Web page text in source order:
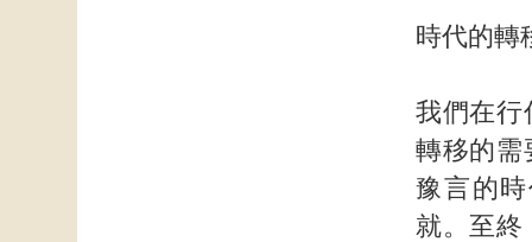
時代的轉
我們在行
轉移的需
豫言的
就。至終